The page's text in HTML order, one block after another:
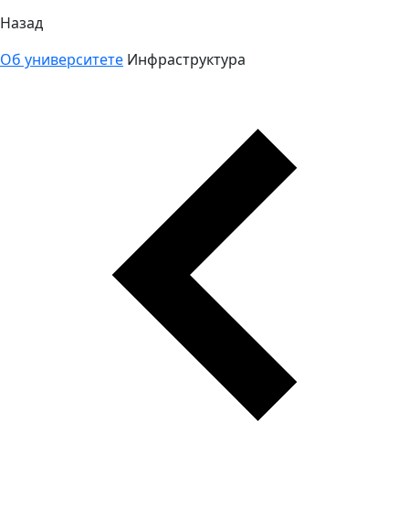
Назад
Об университете Инфраструктура